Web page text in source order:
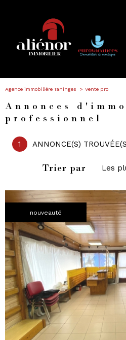
Agence immobiliére Taninges Vente pro
Annonces
professionnel
1 ANNONCE(S)
Trier par Les
nouveauté